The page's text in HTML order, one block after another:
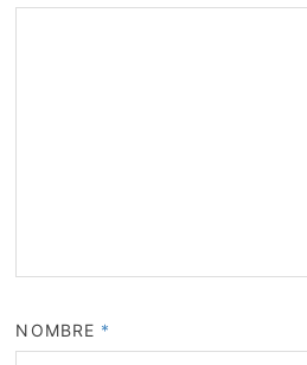
NOMBRE *